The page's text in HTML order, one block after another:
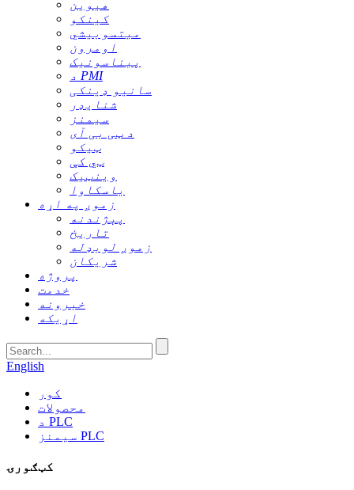
هیوین
کینکو
میتسوبیشي
اومرون
پیناسونیک
د PMI
سانیو ډینکی
شنایډر
سیمنز
د ټی بی آی
ټیکو
ټي کې
وینټیک
یاسکاوا
زموږ په اړه
پېژندنه
تاریخ
زموږ لوبډله
شریکان
پروژه
خدمت
خبرونه
اړیکه
English
کور
محصولات
د PLC
سیمنز PLC
کټګورۍ